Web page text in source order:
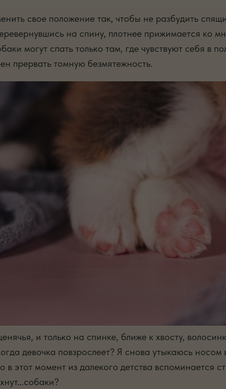
свое положение так, чтобы не разбудить
на спину, плотнее прижимается ко
могут спать только там, где чувствуют себя в
прервать томную безмятежность.
и только на спинке, ближе к хвосту,
девочка повзрослеет? Я снова утыкаюсь
в этот момент из далекого детства вспоминается